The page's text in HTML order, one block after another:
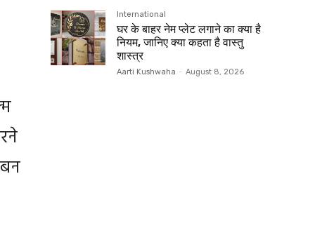
International
घर के बाहर नेम प्लेट लगाने का क्या है
नियम, जानिए क्या कहता है वास्तु
शास्त्र
Aarti Kushwaha - August 8, 2026